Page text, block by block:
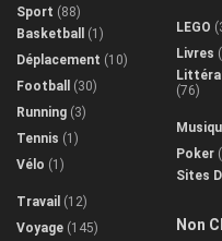
Sport (88)
Basketball
(1)
Déplacement (10)
Football
(30)
Running (3)
Tennis (1)
Vélo (1)
Travail (12)
Voyage (145)
LEGO
Livres
(76)
Poker
Sites
Non